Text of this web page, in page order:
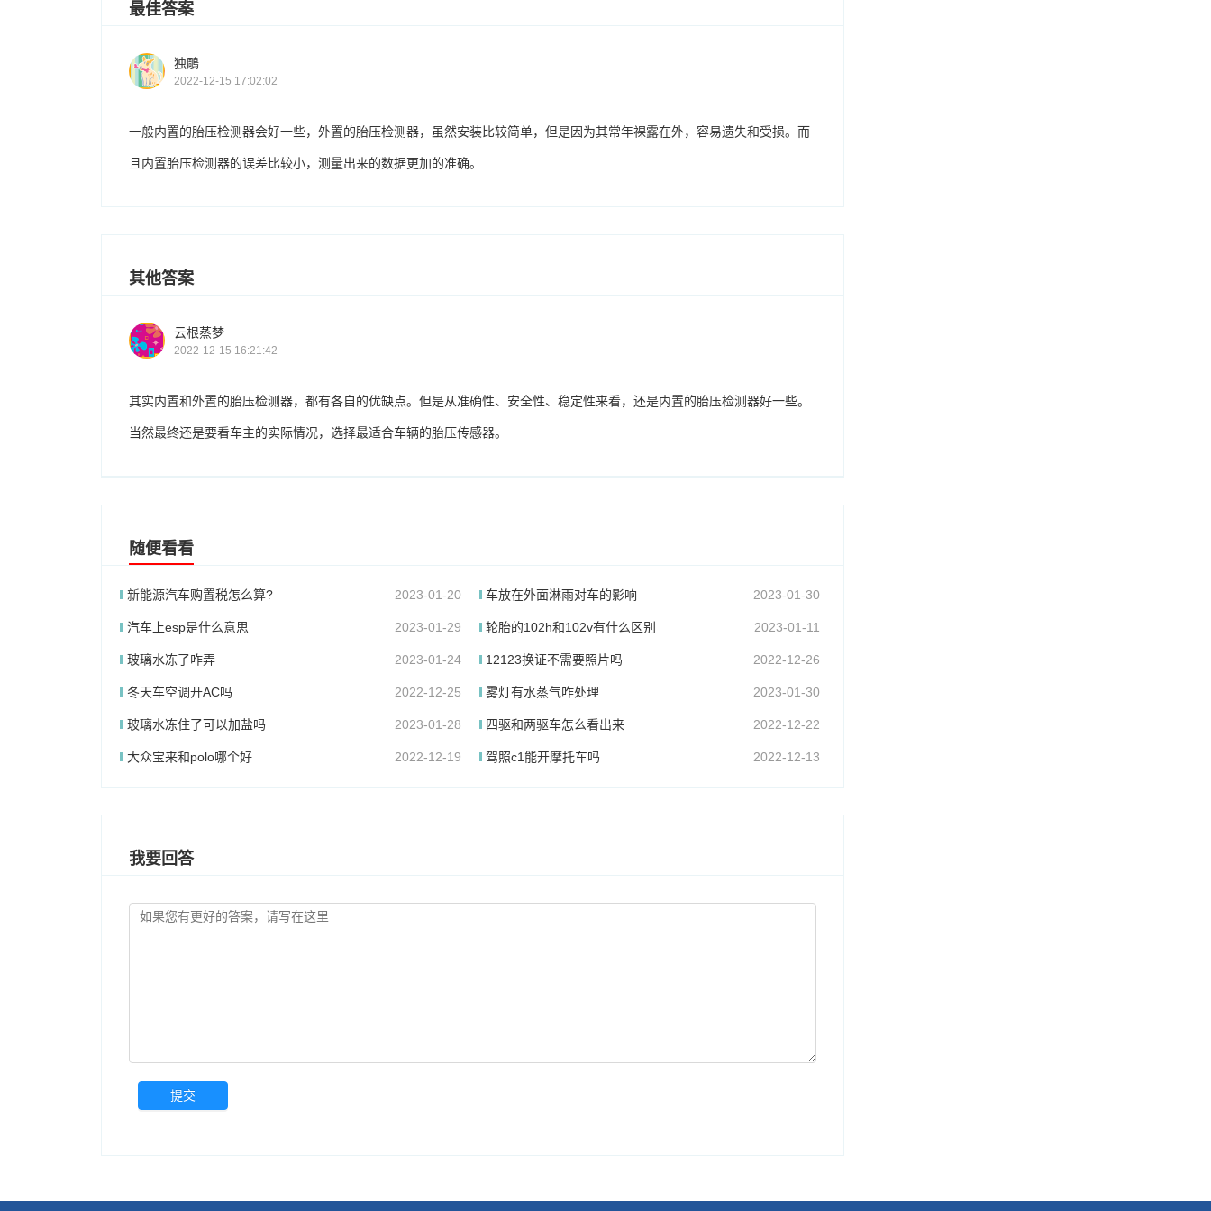
最佳答案
独鵰
2022-12-15 17:02:02
一般内置的胎压检测器会好一些，外置的胎压检测器，虽然安装比较简单，但是因为其常年裸露在外，容易遗失和受损。而
且内置胎压检测器的误差比较小，测量出来的数据更加的准确。
其他答案
云根蒸梦
2022-12-15 16:21:42
其实内置和外置的胎压检测器，都有各自的优缺点。但是从准确性、安全性、稳定性来看，还是内置的胎压检测器好一些。
当然最终还是要看车主的实际情况，选择最适合车辆的胎压传感器。
随便看看
新能源汽车购置税怎么算? 2023-01-20 车放在外面淋雨对车的影响 2023-01-30
汽车上esp是什么意思 2023-01-29 轮胎的102h和102v有什么区别 2023-01-11
玻璃水冻了咋弄 2023-01-24 12123换证不需要照片吗 2022-12-26
冬天车空调开AC吗 2022-12-25 雾灯有水蒸气咋处理 2023-01-30
玻璃水冻住了可以加盐吗 2023-01-28 四驱和两驱车怎么看出来 2022-12-22
大众宝来和polo哪个好 2022-12-19 驾照c1能开摩托车吗 2022-12-13
我要回答
提交